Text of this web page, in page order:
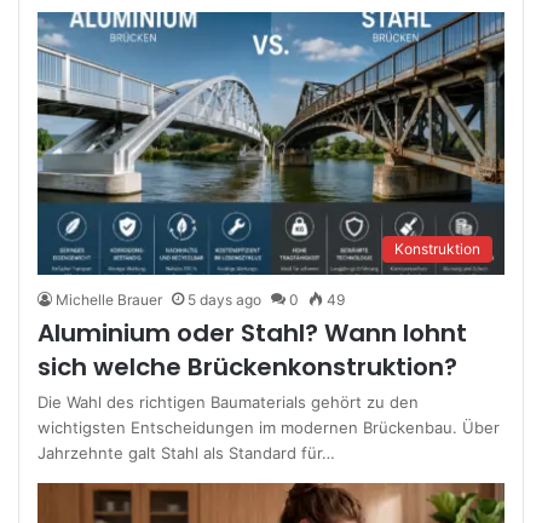
Konstruktion
Michelle Brauer 5 days ago 0 49
Aluminium oder Stahl? Wann lohnt
sich welche Brückenkonstruktion?
Die Wahl des richtigen Baumaterials gehört zu den
wichtigsten Entscheidungen im modernen Brückenbau. Über
Jahrzehnte galt Stahl als Standard für…